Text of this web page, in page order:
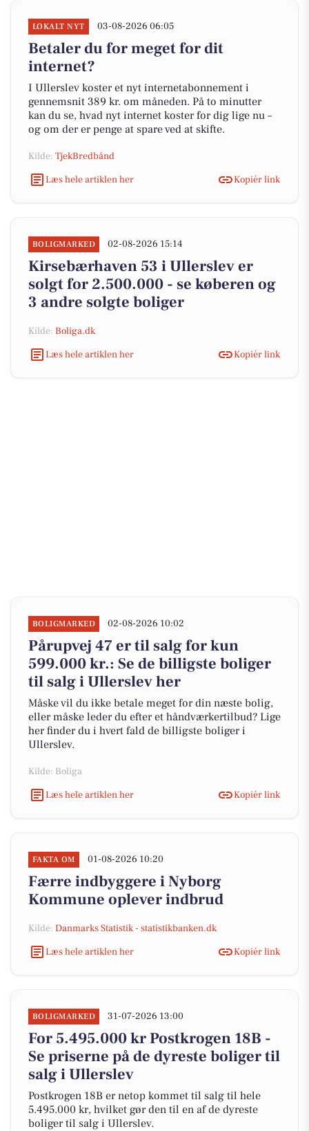
LOKALT NYT 03-08-2026 06:05
Betaler du for meget for dit
internet?
I Ullerslev koster et nyt internetabonnement i
gennemsnit 389 kr. om måneden. På to minutter
kan du se, hvad nyt internet koster for dig lige nu –
og om der er penge at spare ved at skifte.
Kilde: TjekBredbånd
Læs hele artiklen her
Kopiér link
BOLIGMARKED 02-08-2026 15:14
Kirsebærhaven 53 i Ullerslev er
solgt for 2.500.000 - se køberen og
3 andre solgte boliger
Kilde: Boliga.dk
Læs hele artiklen her
Kopiér link
BOLIGMARKED 02-08-2026 10:02
Pårupvej 47 er til salg for kun
599.000 kr.: Se de billigste boliger
til salg i Ullerslev her
Måske vil du ikke betale meget for din næste bolig,
eller måske leder du efter et håndværkertilbud? Lige
her finder du i hvert fald de billigste boliger i
Ullerslev.
Kilde: Boliga
Læs hele artiklen her
Kopiér link
FAKTA OM 01-08-2026 10:20
Færre indbyggere i Nyborg
Kommune oplever indbrud
Kilde: Danmarks Statistik - statistikbanken.dk
Læs hele artiklen her
Kopiér link
BOLIGMARKED 31-07-2026 13:00
For 5.495.000 kr Postkrogen 18B -
Se priserne på de dyreste boliger til
salg i Ullerslev
Postkrogen 18B er netop kommet til salg til hele
5.495.000 kr, hvilket gør den til en af de dyreste
boliger til salg i Ullerslev.